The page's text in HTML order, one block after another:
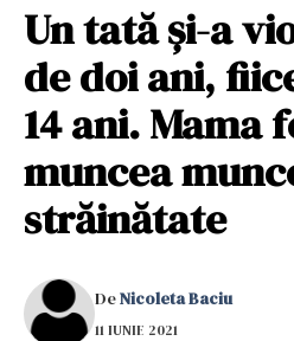
Un tată și-a
de doi ani,
14 ani. Mama
muncea
străinătate
DeNicoleta Baciu
11 IUNIE 2021